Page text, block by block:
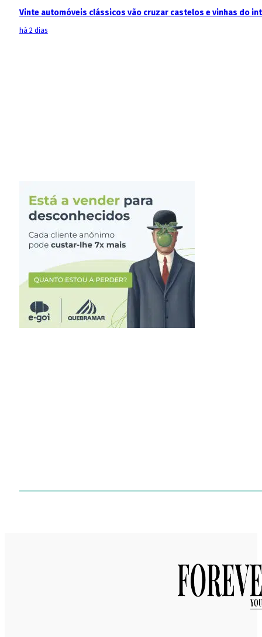
Vinte automóveis clássicos vão cruzar castelos e vinhas do
há 2 dias